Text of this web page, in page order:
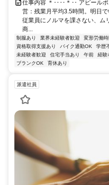
仕事内容 ＊‥‥＊‥ アピール
営：残業月平均3.5時間。明日
従業員にノルマを課さない、ム
商...
制服あり 業界未経験者歓迎 変形労働時
資格取得支援あり
バイク通勤OK 学歴
未経験者歓迎
住宅手当あり 午前 経験
ブランクOK
育休あり
派遣社員